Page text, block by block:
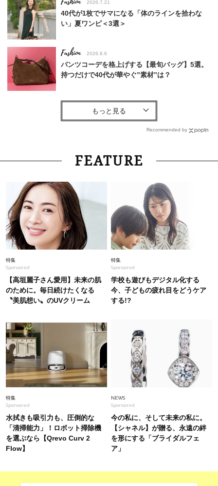
2026.7.21
40代が1枚でサマになる「体のラインを拾わな
い」夏ワンピ＜3選＞
Fashion 2026.8.6
パンツコーデを格上げする【最旬バッグ】5選。
持つだけで40代が華やぐ”素材”は？
Fashion
流行りの「キャラトップス」を、40代がオシャ
Lifestyle 2026.6.23
【特別カット集】お肌もお人柄も透明感＆清潔感
Beauty
卒入学式、おめかしの日もセットが簡単！40代
の「垢抜けボブヘア」カタログ
汗でも雨でもヘタらない！「最強でナチュラルな
前髪」の作り方〈美ヘアYouTuber監修〉
梅宮アンナさん、父・辰夫さんの相続で学んだこ
と「親のお金の話は”介護どうする？”から始める
んです」父・辰夫さんの相続で学んだこと
Fashion 2026.6.11
40代の夏に！考えなくてもきちんと見える【最
強セットアップ】4選
Recommended by
FEATURE
特集
Sponsored
【高垣麗子さん愛用】未来の肌
のために。毎日続けたくなる
〝美肌想い〟のUVクリーム
特集
Sponsored
学校も遊びもデジタル化する
今、子どもの疲れ目をどうケア
する!?
特集
Sponsored
水拭きも吸引力も、圧倒的な
「清掃能力」！ロボット掃除機
を選ぶなら【Qrevo Curv 2
Flow】
NEWS
Sponsored
今の私に、そして未来の私に。
【シャネル】が贈る、永遠の絆
を形にする「ブライダルフェ
ア」